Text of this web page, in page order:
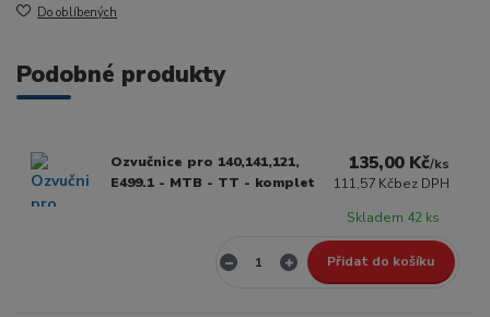
Do oblíbených
Podobné produkty
Ozvučnice pro 140,141,121,
E499.1 - MTB - TT - komplet
135,00 Kč/ks
111,57 Kčbez DPH
Skladem 42 ks
Přidat do košíku